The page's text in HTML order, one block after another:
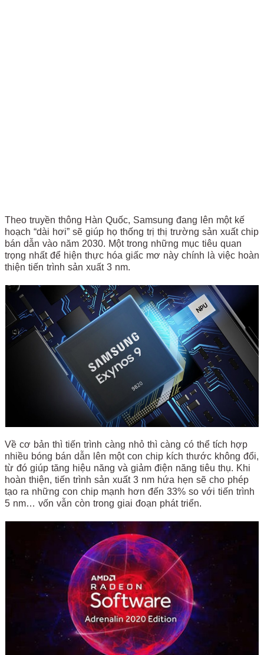
Theo truyền thông Hàn Quốc, Samsung đang lên một kế
hoạch “dài hơi” sẽ giúp họ thống trị thị trường sản xuất chip
bán dẫn vào năm 2030. Một trong những mục tiêu quan
trọng nhất để hiện thực hóa giấc mơ này chính là việc hoàn
thiện tiến trình sản xuất 3 nm.
Về cơ bản thì tiến trình càng nhỏ thì càng có thể tích hợp
nhiều bóng bán dẫn lên một con chip kích thước không đổi,
từ đó giúp tăng hiệu năng và giảm điện năng tiêu thụ. Khi
hoàn thiện, tiến trình sản xuất 3 nm hứa hẹn sẽ cho phép
tạo ra những con chip mạnh hơn đến 33% so với tiến trình
5 nm… vốn vẫn còn trong giai đoạn phát triển.